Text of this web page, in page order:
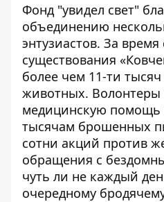
Фонд "увидел свет"
объединению
энтузиастов. За время
существования
более чем 11-ти
животных. Волонтеры
медицинскую помощь
тысячам брошенных
сотни акций против
обращения с
чуть ли не каждый
очередному